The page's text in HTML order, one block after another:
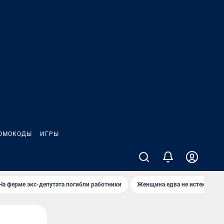
ИГРЫ
ферме экс-депутата погибли работники Женщина едва не истекла